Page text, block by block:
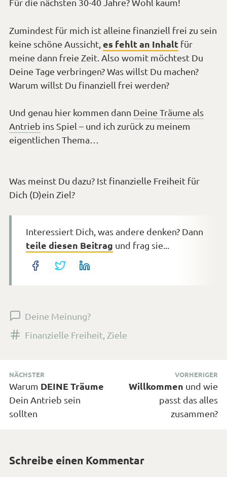
Für die nächsten 30-40 Jahre? Wohl kaum!
Zumindest für mich ist alleine finanziell frei zu sein
keine schöne Aussicht,es fehlt an Inhalt für
meine dann freie Zeit. Also womit möchtest Du
Deine Tage verbringen? Was willst Du machen?
Warum willst Du finanziell frei werden?
Und genau hier kommen dann Deine Träume als
Antrieb ins Spiel – und ich zurück zu meinem
eigentlichen Thema…
Was meinst Du dazu? Ist finanzielle Freiheit für
Dich (D)ein Ziel?
Interessiert Dich, was andere denken? Dann
teile diesen Beitrag und frag sie...
Deine Meinung?
Versehen
Tags
Finanzielle Freiheit Ziele
Beitragsnavigation
NÄCHSTER
Nächster
Beitrag:
Warum DEINE Träume
Dein Antrieb sein
sollten
VORHERIGER
Vorheriger
Beitrag:
Willkommen und wie
passt das alles
zusammen?
Schreibe einen Kommentar